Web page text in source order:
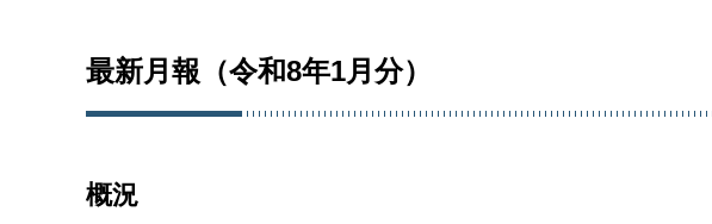
最新月報（令和8年1月分）
概況